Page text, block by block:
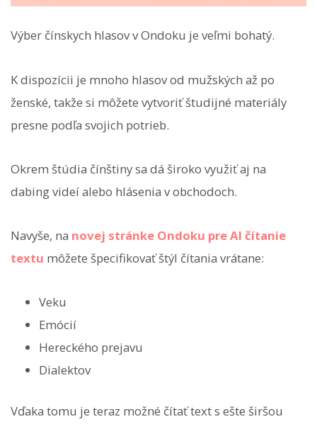
Výber čínskych hlasov v Ondoku je veľmi bohatý.
K dispozícii je mnoho hlasov od mužských až po
ženské, takže si môžete vytvoriť študijné materiály
presne podľa svojich potrieb.
Okrem štúdia čínštiny sa dá široko využiť aj na
dabing videí alebo hlásenia v obchodoch.
Navyše, na novej stránke Ondoku pre AI čítanie
textu môžete špecifikovať štýl čítania vrátane:
Veku
Emócií
Hereckého prejavu
Dialektov
Vďaka tomu je teraz možné čítať text s ešte širšou